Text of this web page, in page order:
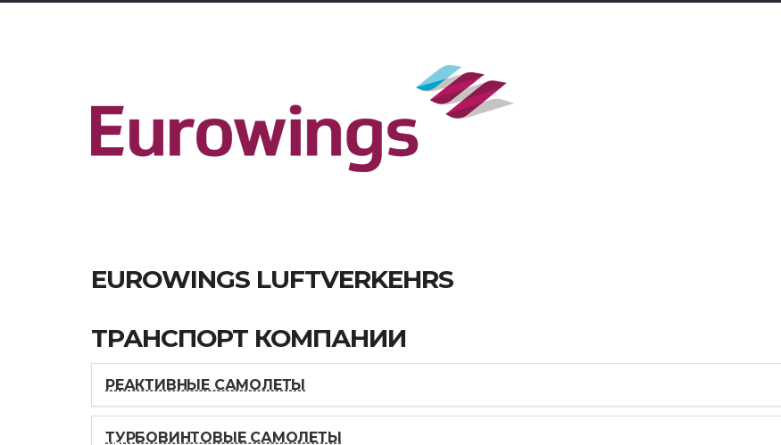
EUROWINGS LUFTVERKEHRS
ТРАНСПОРТ КОМПАНИИ
РЕАКТИВНЫЕ САМОЛЕТЫ
ТУРБОВИНТОВЫЕ САМОЛЕТЫ